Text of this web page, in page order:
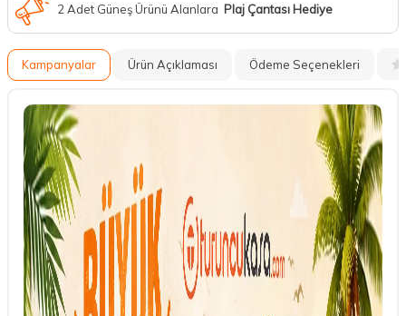
2 Adet Güneş Ürünü Alanlara Plaj Çantası Hediye
Kampanyalar Ürün Açıklaması Ödeme Seçenekleri